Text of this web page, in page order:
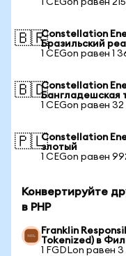
1 CEGon равен
🇧🇷Constellation
Бразильский
1 CEGon равен 1
🇧🇩Constellation
Бангладешская
1 CEGon равен 32
🇵🇱Constellation
злотый
1 CEGon равен
Конвертируйте
в PHP
Franklin
Tokenized) в
1 FGDLon равен